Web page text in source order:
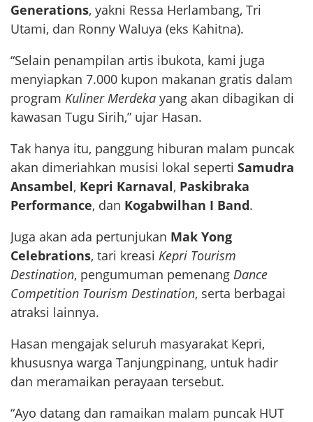
Generations, yakni Ressa Herlambang, Tri
Utami, dan Ronny Waluya (eks Kahitna).
“Selain penampilan artis ibukota, kami juga
menyiapkan 7.000 kupon makanan gratis dalam
program Kuliner Merdeka yang akan dibagikan di
kawasan Tugu Sirih,” ujar Hasan.
Tak hanya itu, panggung hiburan malam puncak
akan dimeriahkan musisi lokal seperti Samudra
Ansambel, Kepri Karnaval, Paskibraka
Performance, dan Kogabwilhan I Band.
Juga akan ada pertunjukan Mak Yong
Celebrations, tari kreasi Kepri Tourism
Destination, pengumuman pemenang Dance
Competition Tourism Destination, serta berbagai
atraksi lainnya.
Hasan mengajak seluruh masyarakat Kepri,
khususnya warga Tanjungpinang, untuk hadir
dan meramaikan perayaan tersebut.
“Ayo datang dan ramaikan malam puncak HUT